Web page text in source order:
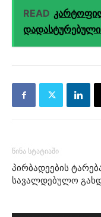
READ
წინა სტატიაში
პირბადეების
სავალდებულო